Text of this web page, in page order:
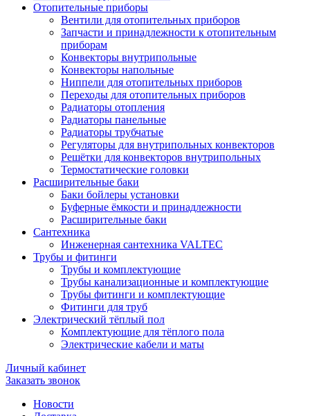
Отопительные приборы
Вентили для отопительных приборов
Запчасти и принадлежности к отопительным
приборам
Конвекторы внутрипольные
Конвекторы напольные
Ниппели для отопительных приборов
Переходы для отопительных приборов
Радиаторы отопления
Радиаторы панельные
Радиаторы трубчатые
Регуляторы для внутрипольных конвекторов
Решётки для конвекторов внутрипольных
Термостатические головки
Расширительные баки
Баки бойлеры установки
Буферные ёмкости и принадлежности
Расширительные баки
Сантехника
Инженерная сантехника VALTEC
Трубы и фитинги
Трубы и комплектующие
Трубы канализационные и комплектующие
Трубы фитинги и комплектующие
Фитинги для труб
Электрический тёплый пол
Комплектующие для тёплого пола
Электрические кабели и маты
Личный кабинет
Заказать звонок
Новости